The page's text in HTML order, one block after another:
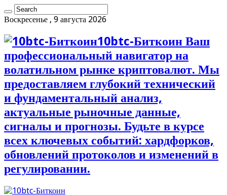
Воскресенье , 9 августа 2026
10btc-Биткоин Ваш
профессиональный навигатор на
волатильном рынке криптовалют. Мы
предоставляем глубокий технический
и фундаментальный анализ,
актуальные рыночные данные,
сигналы и прогнозы. Будьте в курсе
всех ключевых событий: хардфорков,
обновлений протоколов и изменений в
регулировании.